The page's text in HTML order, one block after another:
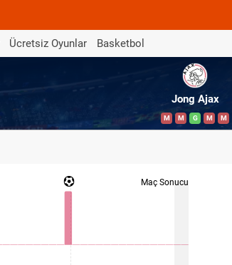
Ücretsiz Oyunlar Basketbol
Jong Ajax
M M G M M
Maç Sonucu